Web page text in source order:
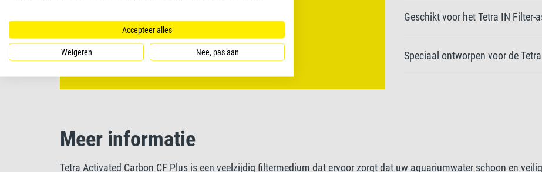
Geschikt voor het Tetra IN Filter-
Speciaal ontworpen voor de
Meer informatie
Tetra Activated Carbon CF Plus is een veelzijdig filtermedium dat ervoor zorgt dat uw aquariumwater schoon en
Accepteer alles
Weigeren Nee, pas aan